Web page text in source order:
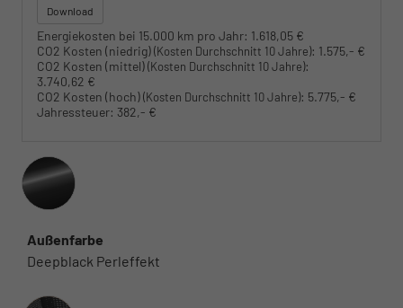
Download
Energiekosten bei 15.000 km pro Jahr: 1.618,05 €
CO2 Kosten (niedrig)(Kosten Durchschnitt 10 Jahre): 1.575,- €
CO2 Kosten (mittel)(Kosten Durchschnitt 10 Jahre):
3.740,62 €
CO2 Kosten (hoch)(Kosten Durchschnitt 10 Jahre): 5.775,- €
Jahressteuer: 382,- €
Außenfarbe
Deepblack Perleffekt